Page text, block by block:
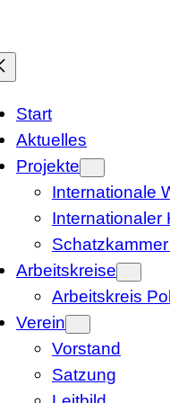
Start
Aktuelles
Projekte
Internationale
Internationaler
Arbeitskreise
Arbeitskreis
Verein
Vorstand
Satzung